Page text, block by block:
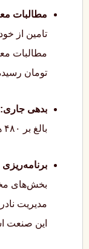
مطالبات
تومان
بدهی جاری:
بالغ بر ۴۸۰ هزار میلیارد تومان است
بخش‌های
مدیریت
این صنعت